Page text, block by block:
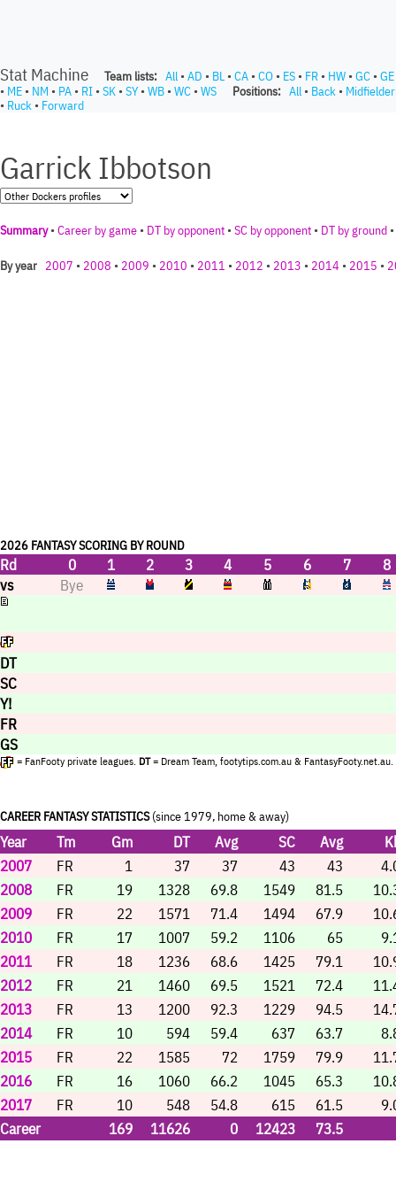
Stat Machine Team lists: All • AD • BL • CA • CO • ES • FR • HW • GC • GE
• ME • NM • PA • RI • SK • SY• WB • WC • WS Positions: All • Back • Midfielder
• Ruck • Forward